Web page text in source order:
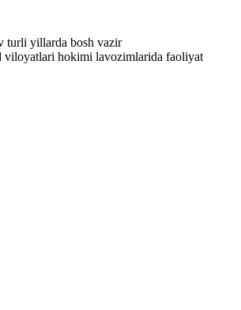
turli yillarda bosh vazir
viloyatlari hokimi lavozimlarida faoliyat